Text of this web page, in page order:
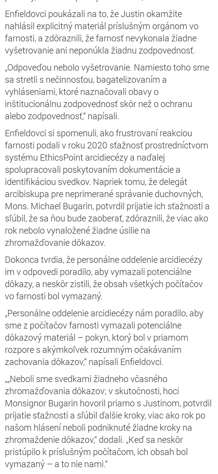
Enfieldovci poukázali na to, že Justin okamžite
nahlásil explicitný materiál príslušným orgánom vo
farnosti, a zdôraznili, že farnosť nevykonala žiadne
vyšetrovanie ani neponúkla žiadnu zodpovednosť.
„Odpoveďou nebolo vyšetrovanie. Namiesto toho sme
sa stretli s nečinnosťou, bagatelizovaním a
vyhláseniami, ktoré naznačovali obavy o
inštitucionálnu zodpovednosť skôr než o ochranu
alebo zodpovednosť,“ napísali.
Enfieldovci si spomenuli, ako frustrovaní reakciou
farnosti podali v roku 2020 sťažnosť prostredníctvom
systému EthicsPoint arcidiecézy a naďalej
spolupracovali poskytovaním dokumentácie a
identifikáciou svedkov. Napriek tomu, že delegát
arcibiskupa pre neprimerané správanie duchovných,
Mons. Michael Bugarin, potvrdil prijatie ich sťažnosti a
sľúbil, že sa ňou bude zaoberať, zdôraznili, že viac ako
rok nebolo vynaložené žiadne úsilie na
zhromažďovanie dôkazov.
Dokonca tvrdia, že personálne oddelenie arcidiecézy
im v odpovedi poradilo, aby vymazali potenciálne
dôkazy, a neskôr zistili, že obsah všetkých počítačov
vo farnosti bol vymazaný.
„Personálne oddelenie arcidiecézy nám poradilo, aby
sme z počítačov farnosti vymazali potenciálne
dôkazový materiál – pokyn, ktorý bol v priamom
rozpore s akýmkoľvek rozumným očakávaním
zachovania dôkazov,“ napísali Enfieldovci.
„„Neboli sme svedkami žiadneho včasného
zhromažďovania dôkazov; v skutočnosti, hoci
Monsignor Bugarin hovoril priamo s Justinom, potvrdil
prijatie sťažnosti a sľúbil ďalšie kroky, viac ako rok po
našom hlásení neboli podniknuté žiadne kroky na
zhromaždenie dôkazov,“ dodali. „Keď sa neskôr
pristúpilo k príslušným počítačom, ich obsah bol
vymazaný – a to nie nami.“